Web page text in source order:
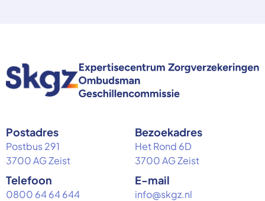
Postadres
Postbus 291
3700 AG Zeist
Bezoekadres
Het Rond 6D
3700 AG Zeist
Telefoon
0800 64 64 644
E-mail
info@skgz.nl